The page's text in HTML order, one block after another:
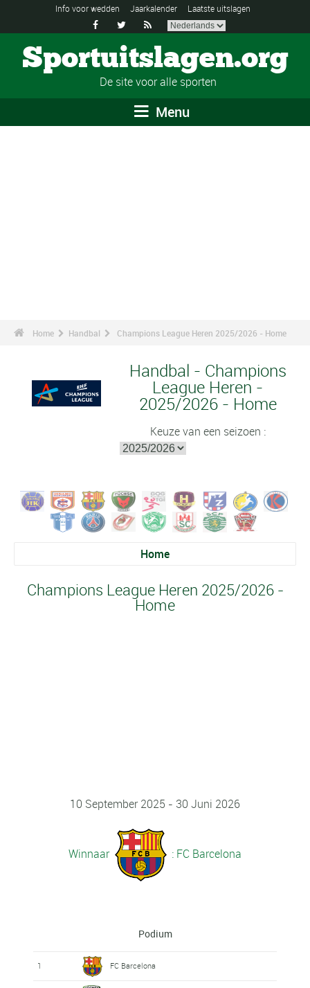
Info voor wedden Jaarkalender Laatste uitslagen
  
Sportuitslagen.org
De site voor alle sporten
Menu
Home Handbal Champions League Heren 2025/2026 - Home
Handbal - Champions
League Heren -
2025/2026 - Home
Keuze van een seizoen :
Home
Champions League Heren 2025/2026 -
Home
10 September 2025 - 30 Juni 2026
Winnaar : FC Barcelona
Podium
1 FC Barcelona